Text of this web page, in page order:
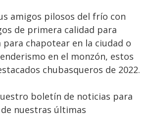
amigos pilosos del frío con
de primera calidad para
para chapotear en la ciudad o
en el monzón, estos
chubasqueros de 2022.
boletín de noticias para
nuestras últimas